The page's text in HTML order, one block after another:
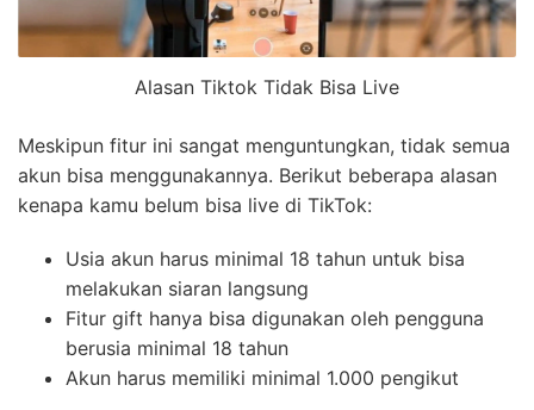
Alasan Tiktok Tidak Bisa Live
Meskipun fitur ini sangat menguntungkan, tidak semua
akun bisa menggunakannya. Berikut beberapa alasan
kenapa kamu belum bisa live di TikTok:
Usia akun harus minimal 18 tahun untuk bisa
melakukan siaran langsung
Fitur gift hanya bisa digunakan oleh pengguna
berusia minimal 18 tahun
Akun harus memiliki minimal 1.000 pengikut